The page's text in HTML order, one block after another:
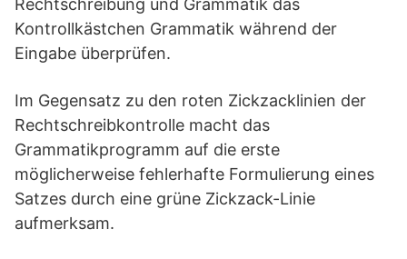
Rechtschreibung und Grammatik das
Kontrollkästchen Grammatik während der
Eingabe überprüfen.
Im Gegensatz zu den roten Zickzacklinien der
Rechtschreibkontrolle macht das
Grammatikprogramm auf die erste
möglicherweise fehlerhafte Formulierung eines
Satzes durch eine grüne Zickzack-Linie
aufmerksam.